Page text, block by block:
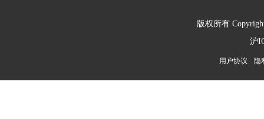
版权所有
沪
用户协议 隐